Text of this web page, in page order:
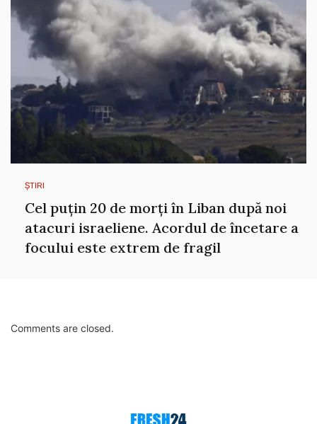
ȘTIRI
Cel puțin 20 de morți în Liban după noi
atacuri israeliene. Acordul de încetare a
focului este extrem de fragil
Comments are closed.